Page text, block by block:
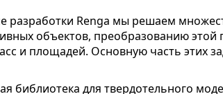
объектов, преобразованию
и площадей. Основную часть
библиотека для твердотельного